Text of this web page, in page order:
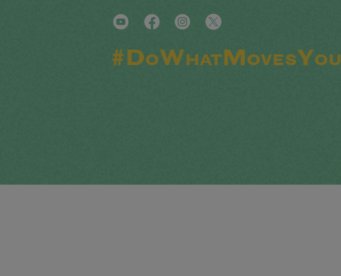
#DoWhatMovesYou